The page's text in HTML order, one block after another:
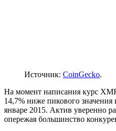
Источник: CoinGecko.
На момент написания курс
14,7% ниже пикового значения
январе 2015. Актив уверенно
опережая большинство